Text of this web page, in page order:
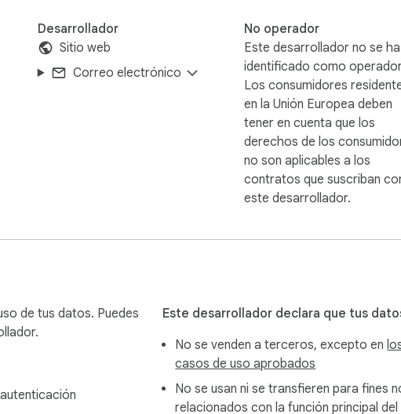
Desarrollador
Sitio web
Correo electrónico
No operador
Este desarrollador no se ha
identificado como
Los consumidores
en la Unión Europea deben
tener en cuenta que los
derechos de los
no son aplicables a los
contratos que suscriban
este desarrollador.
de tus datos. Puedes
Este desarrollador declara que tus
No se venden a terceros, excepto en
casos de uso aprobados
No se usan ni se transfieren para fines
relacionados con la función principal del